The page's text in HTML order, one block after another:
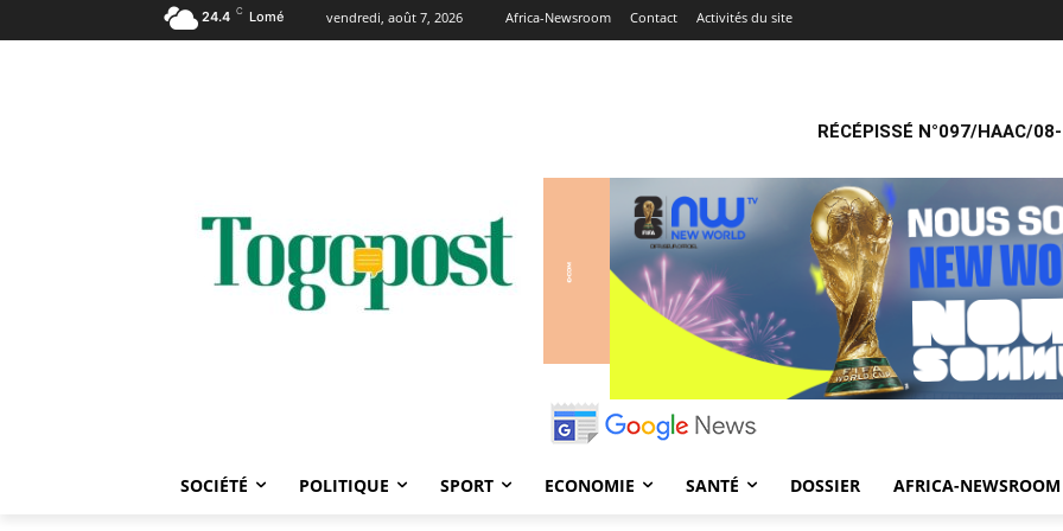
24.4 C Lomé vendredi, août 7, 2026 Africa-Newsroom Contact Activités du site
RÉCÉPISSÉ N°097/HAAC/
SOCIÉTÉ POLITIQUE SPORT ECONOMIE SANTÉ DOSSIER AFRICA-NEWSROOM